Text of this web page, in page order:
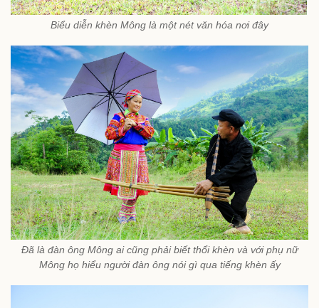
Biểu diễn khèn Mông là một nét văn hóa nơi đây
Đã là đàn ông Mông ai cũng phải biết thổi khèn và với phụ nữ
Mông họ hiểu người đàn ông nói gì qua tiếng khèn ấy